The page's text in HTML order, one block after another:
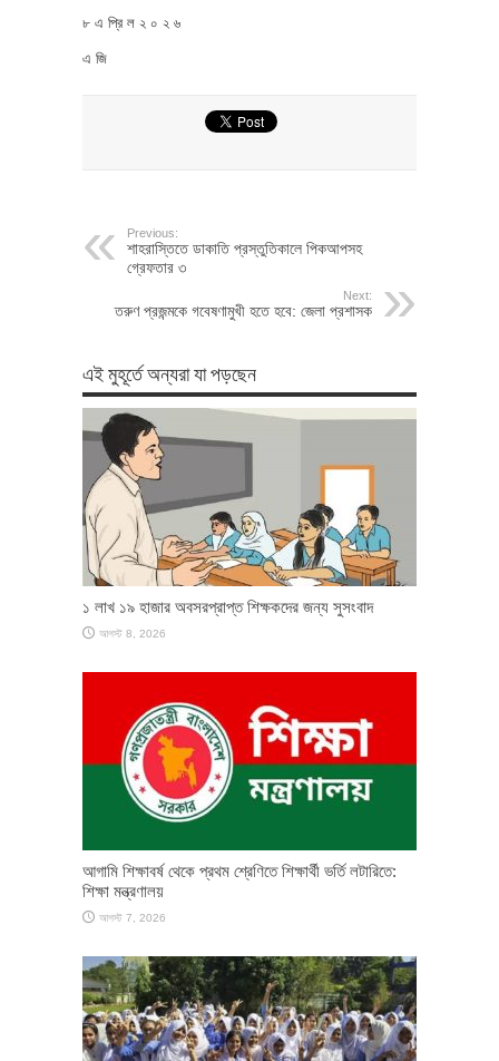
৮ এ প্রি ল ২ ০ ২ ৬
এ জি
Previous:
শাহরাস্তিতে ডাকাতি প্রস্তুতিকালে পিকআপসহ
গ্রেফতার ৩
Next:
তরুণ প্রজন্মকে গবেষণামুখী হতে হবে: জেলা প্রশাসক
এই মুহূর্তে অন্যরা যা পড়ছেন
১ লাখ ১৯ হাজার অবসরপ্রাপ্ত শিক্ষকদের জন্য সুসংবাদ
আগস্ট 8, 2026
আগামি শিক্ষাবর্ষ থেকে প্রথম শ্রেণিতে শিক্ষার্থী ভর্তি লটারিতে:
শিক্ষা মন্ত্রণালয়
আগস্ট 7, 2026